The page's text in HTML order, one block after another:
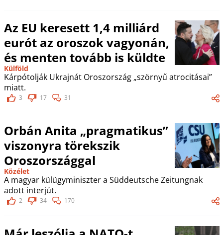
Az EU keresett 1,4 milliárd
eurót az oroszok vagyonán,
és menten tovább is küldte
Külföld
Kárpótolják Ukrajnát Oroszország „szörnyű atrocitásai”
miatt.
3 17 31
Orbán Anita „pragmatikus”
viszonyra törekszik
Oroszországgal
Közélet
A magyar külügyminiszter a Süddeutsche Zeitungnak
adott interjút.
2 34 170